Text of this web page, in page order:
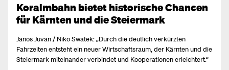
Koralmbahn bietet historische Chancen
für Kärnten und die Steiermark
Janos Juvan / Niko Swatek: „Durch die deutlich verkürzten
Fahrzeiten entsteht ein neuer Wirtschaftsraum, der Kärnten und die
Steiermark miteinander verbindet und Kooperationen erleichtert.“